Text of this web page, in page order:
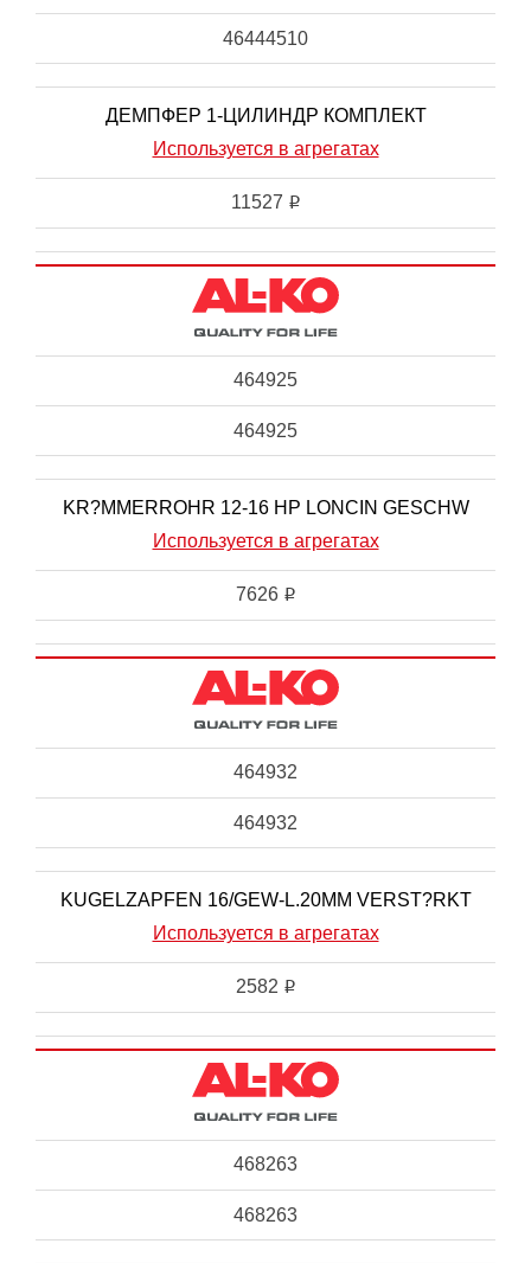
46444510
ДЕМПФЕР 1-ЦИЛИНДР КОМПЛЕКТ
Используется в агрегатах
11527 i
464925
464925
KR?MMERROHR 12-16 HP LONCIN GESCHW
Используется в агрегатах
7626 i
464932
464932
KUGELZAPFEN 16/GEW-L.20MM VERST?RKT
Используется в агрегатах
2582 i
468263
468263